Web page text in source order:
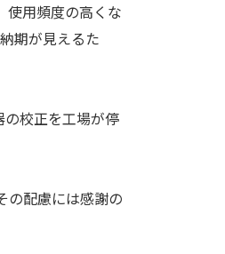
使用頻度の高くな
期が見えるた
校正を工場が停
の配慮には感謝の